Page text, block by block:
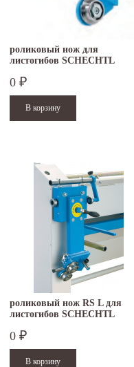
роликовый нож для
листогибов SCHECHTL
0 ₽
роликовый нож RS L для
листогибов SCHECHTL
0 ₽